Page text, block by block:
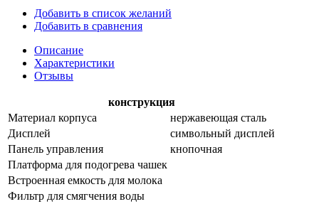
Добавить в список желаний
Добавить в сравнения
Описание
Характеристики
Отзывы
конструкция
Материал корпуса
нержавеющая сталь
Дисплей
символьный дисплей
Панель управления
кнопочная
Платформа для подогрева чашек
Встроенная емкость для молока
Фильтр для смягчения воды